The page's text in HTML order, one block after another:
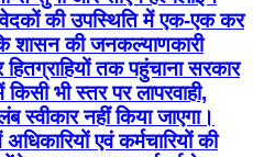
की उपस्थिति में एक-एक कर
शासन की जनकल्याणकारी
तक पहुंचाना सरकार
भी स्तर पर लापरवाही,
स्वीकार नहीं किया जाएगा।
एवं कर्मचारियों की